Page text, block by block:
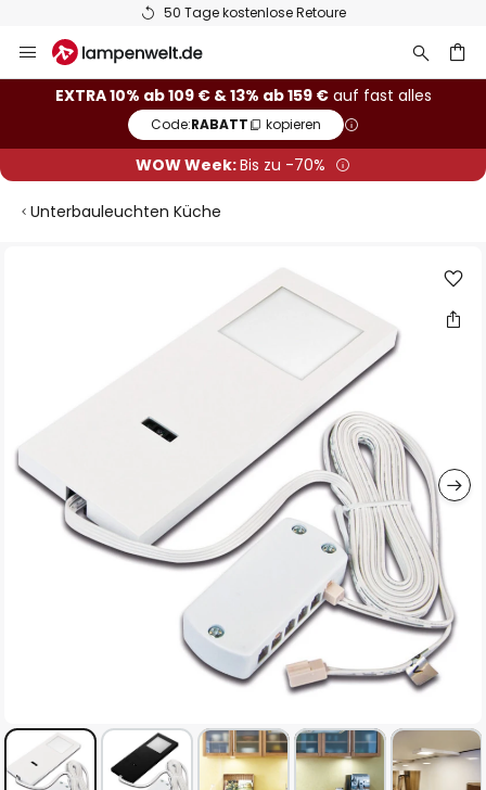
50 Tage kostenlose Retoure
Inhalt
springen
EXTRA 10% ab 109 € & 13% ab 159 €auf fast alles
Code:RABATT kopieren
WOW Week:Bis zu -70%
Unterbauleuchten Küche